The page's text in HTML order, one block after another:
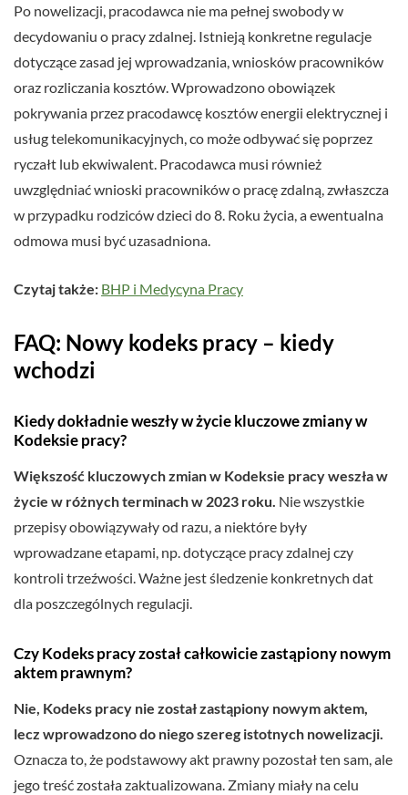
Po nowelizacji, pracodawca nie ma pełnej swobody w
decydowaniu o pracy zdalnej. Istnieją konkretne regulacje
dotyczące zasad jej wprowadzania, wniosków pracowników
oraz rozliczania kosztów. Wprowadzono obowiązek
pokrywania przez pracodawcę kosztów energii elektrycznej i
usług telekomunikacyjnych, co może odbywać się poprzez
ryczałt lub ekwiwalent. Pracodawca musi również
uwzględniać wnioski pracowników o pracę zdalną, zwłaszcza
w przypadku rodziców dzieci do 8. Roku życia, a ewentualna
odmowa musi być uzasadniona.
Czytaj także: BHP i Medycyna Pracy
FAQ: Nowy kodeks pracy – kiedy
wchodzi
Kiedy dokładnie weszły w życie kluczowe zmiany w
Kodeksie pracy?
Większość kluczowych zmian w Kodeksie pracy weszła w
życie w różnych terminach w 2023 roku. Nie wszystkie
przepisy obowiązywały od razu, a niektóre były
wprowadzane etapami, np. dotyczące pracy zdalnej czy
kontroli trzeźwości. Ważne jest śledzenie konkretnych dat
dla poszczególnych regulacji.
Czy Kodeks pracy został całkowicie zastąpiony nowym
aktem prawnym?
Nie, Kodeks pracy nie został zastąpiony nowym aktem,
lecz wprowadzono do niego szereg istotnych nowelizacji.
Oznacza to, że podstawowy akt prawny pozostał ten sam, ale
jego treść została zaktualizowana. Zmiany miały na celu